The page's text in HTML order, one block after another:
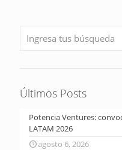
Últimos Posts
Potencia Ventures:
LATAM 2026
agosto 6, 2026